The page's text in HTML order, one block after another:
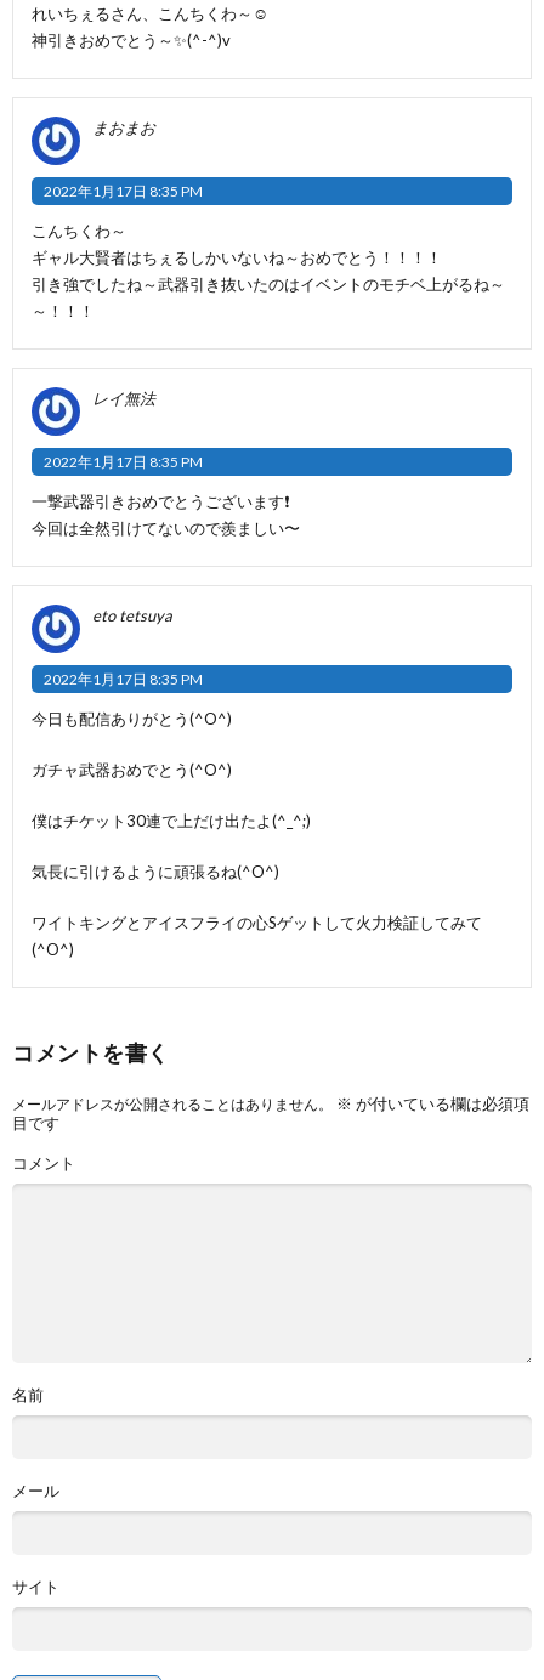
れいちぇるさん、こんちくわ～☺️
神引きおめでとう～✨(^-^)v
まおまお
2022年1月17日 8:35 PM
こんちくわ～
ギャル大賢者はちぇるしかいないね～おめでとう！！！！
引き強でしたね～武器引き抜いたのはイベントのモチベ上がるね～
～！！！
レイ無法
2022年1月17日 8:35 PM
一撃武器引きおめでとうございます❗️
今回は全然引けてないので羨ましい〜
eto tetsuya
2022年1月17日 8:35 PM
今日も配信ありがとう(^O^)
ガチャ武器おめでとう(^O^)
僕はチケット30連で上だけ出たよ(^_^;)
気長に引けるように頑張るね(^O^)
ワイトキングとアイスフライの心Sゲットして火力検証してみて
(^O^)
コメントを書く
メールアドレスが公開されることはありません。 ※ が付いている欄は必須項
目です
コメント
名前
メール
サイト